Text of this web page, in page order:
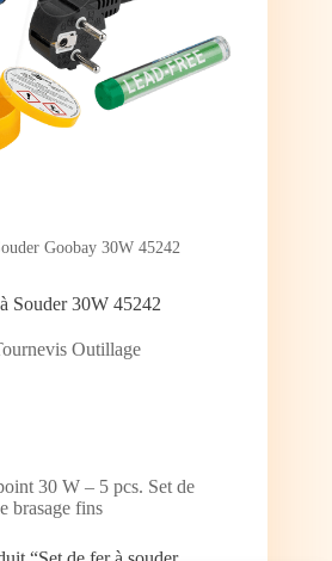
Goobay 30W 45242
Souder 30W 45242
Outillage
30 W – 5 pcs. Set de
brasage fins